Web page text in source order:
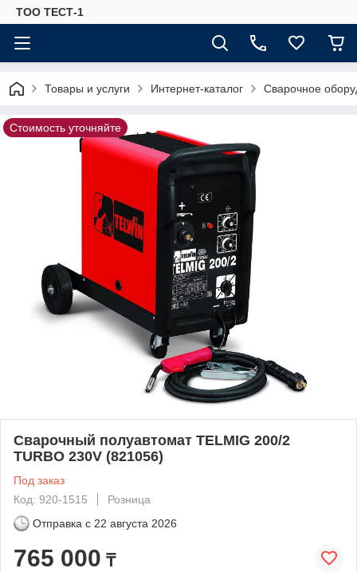
ТОО ТЕСТ-1
Товары и услуги Интернет-каталог Сварочное
Стоимость уточняйте
Сварочный полуавтомат TELMIG 200/2
TURBO 230V (821056)
Под заказ
Код: 920-1515
Розница
Отправка с 22 августа 2026
765 000 ₸